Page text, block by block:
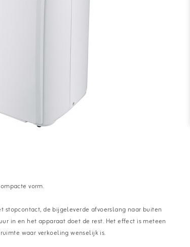
vorm.
stopcontact, de bijgeleverde afvoerslang naar buiten
in en het apparaat doet de rest. Het effect is meteen
waar verkoeling wenselijk is.